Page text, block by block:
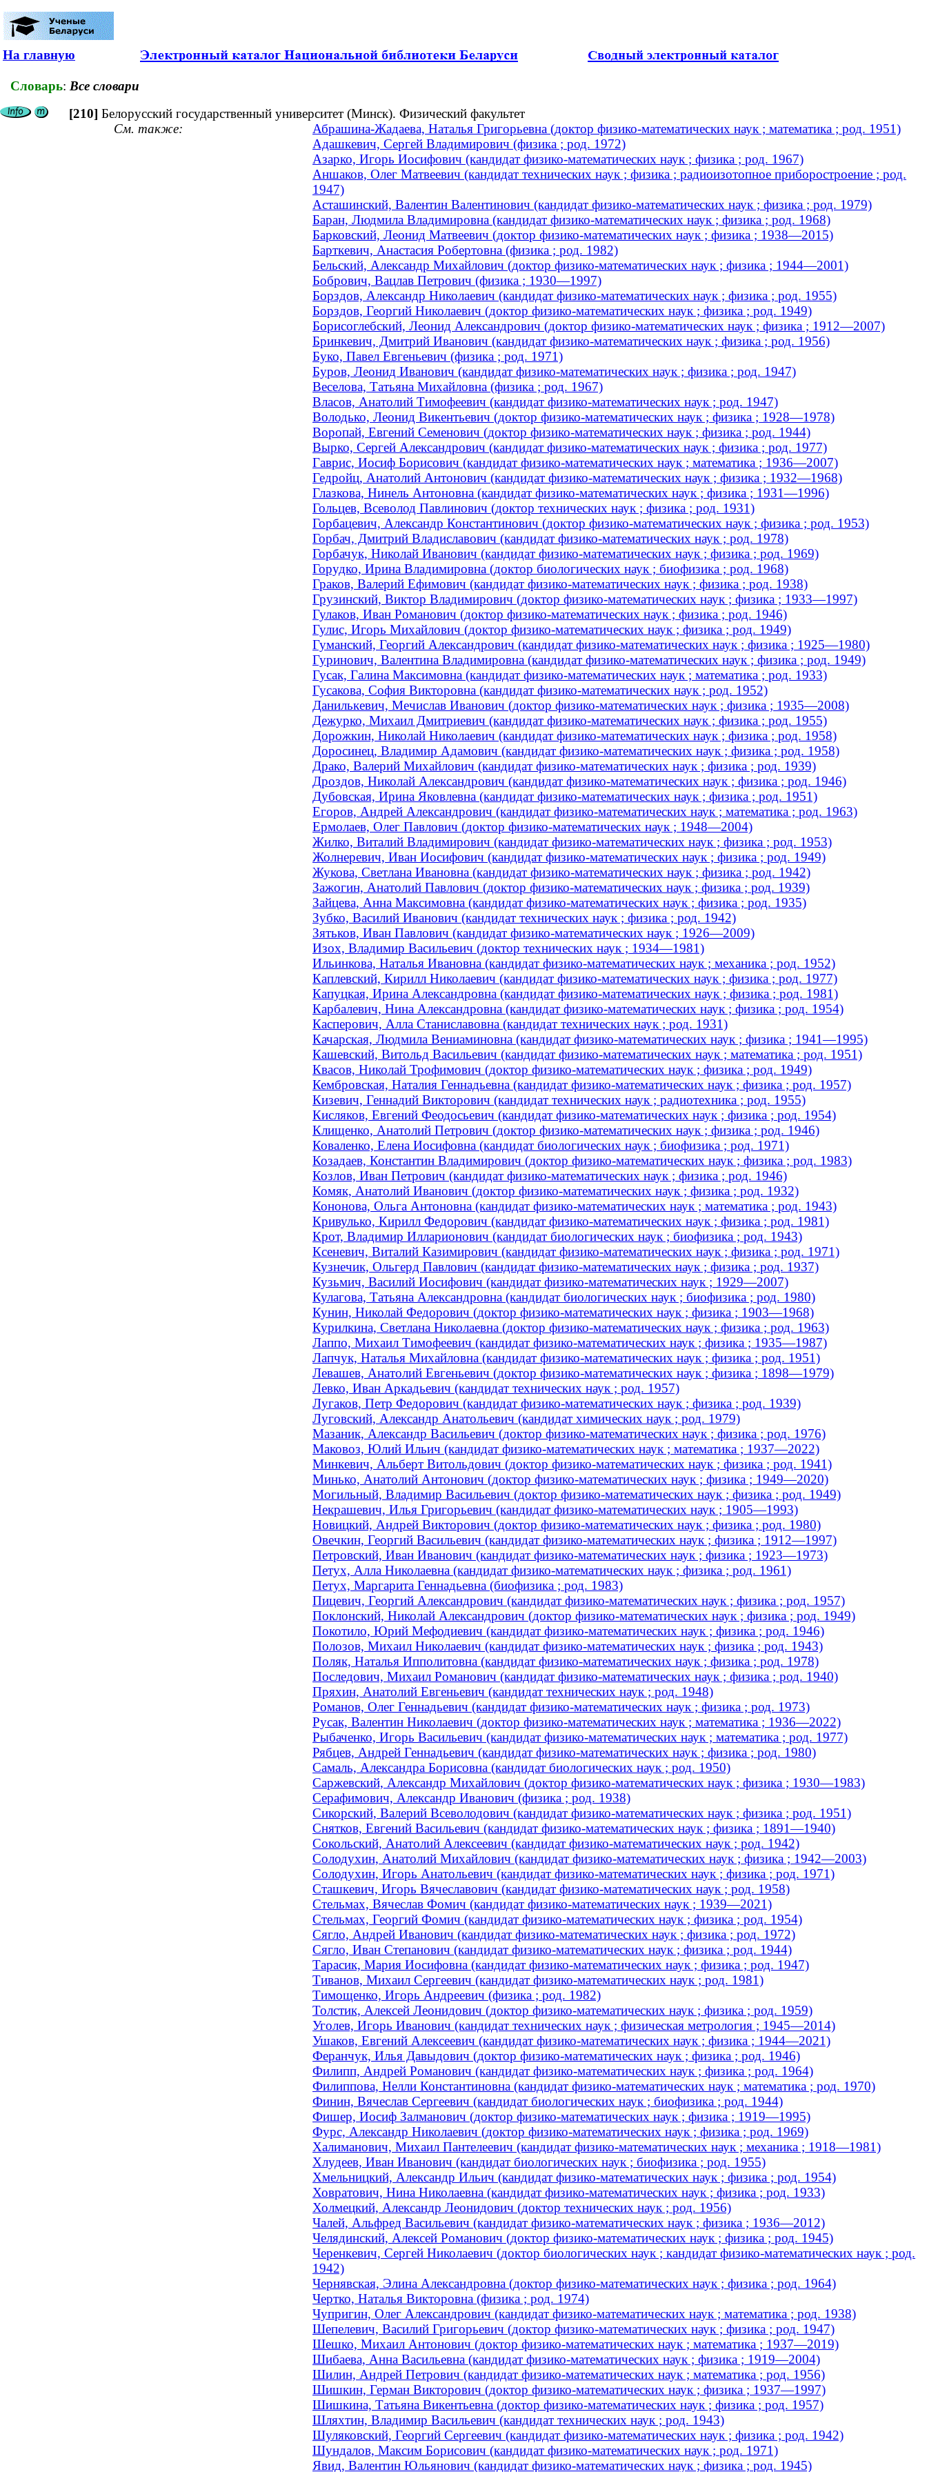
На главную
Словарь: Все словари
[210] Белорусский государственный университет (Минск). Физический факультет
См. также:
Абрашина-Жадаева, Наталья Григорьевна (доктор физико-математических наук ; математика ; род. 1951)
Адашкевич, Сергей Владимирович (физика ; род. 1972)
Азарко, Игорь Иосифович (кандидат физико-математических наук ; физика ; род. 1967)
Аншаков, Олег Матвеевич (кандидат технических наук ; физика ; радиоизотопное приборостроение ; род.
1947)
Асташинский, Валентин Валентинович (кандидат физико-математических наук ; физика ; род. 1979)
Баран, Людмила Владимировна (кандидат физико-математических наук ; физика ; род. 1968)
Барковский, Леонид Матвеевич (доктор физико-математических наук ; физика ; 1938—2015)
Барткевич, Анастасия Робертовна (физика ; род. 1982)
Бельский, Александр Михайлович (доктор физико-математических наук ; физика ; 1944—2001)
Бобрович, Вацлав Петрович (физика ; 1930—1997)
Борздов, Александр Николаевич (кандидат физико-математических наук ; физика ; род. 1955)
Борздов, Георгий Николаевич (доктор физико-математических наук ; физика ; род. 1949)
Борисоглебский, Леонид Александрович (доктор физико-математических наук ; физика ; 1912—2007)
Бринкевич, Дмитрий Иванович (кандидат физико-математических наук ; физика ; род. 1956)
Буко, Павел Евгеньевич (физика ; род. 1971)
Буров, Леонид Иванович (кандидат физико-математических наук ; физика ; род. 1947)
Веселова, Татьяна Михайловна (физика ; род. 1967)
Власов, Анатолий Тимофеевич (кандидат физико-математических наук ; род. 1947)
Володько, Леонид Викентьевич (доктор физико-математических наук ; физика ; 1928—1978)
Воропай, Евгений Семенович (доктор физико-математических наук ; физика ; род. 1944)
Вырко, Сергей Александрович (кандидат физико-математических наук ; физика ; род. 1977)
Гаврис, Иосиф Борисович (кандидат физико-математических наук ; математика ; 1936—2007)
Гедройц, Анатолий Антонович (кандидат физико-математических наук ; физика ; 1932—1968)
Глазкова, Нинель Антоновна (кандидат физико-математических наук ; физика ; 1931—1996)
Гольцев, Всеволод Павлинович (доктор технических наук ; физика ; род. 1931)
Горбацевич, Александр Константинович (доктор физико-математических наук ; физика ; род. 1953)
Горбач, Дмитрий Владиславович (кандидат физико-математических наук ; род. 1978)
Горбачук, Николай Иванович (кандидат физико-математических наук ; физика ; род. 1969)
Горудко, Ирина Владимировна (доктор биологических наук ; биофизика ; род. 1968)
Граков, Валерий Ефимович (кандидат физико-математических наук ; физика ; род. 1938)
Грузинский, Виктор Владимирович (доктор физико-математических наук ; физика ; 1933—1997)
Гулаков, Иван Романович (доктор физико-математических наук ; физика ; род. 1946)
Гулис, Игорь Михайлович (доктор физико-математических наук ; физика ; род. 1949)
Гуманский, Георгий Александрович (кандидат физико-математических наук ; физика ; 1925—1980)
Гуринович, Валентина Владимировна (кандидат физико-математических наук ; физика ; род. 1949)
Гусак, Галина Максимовна (кандидат физико-математических наук ; математика ; род. 1933)
Гусакова, София Викторовна (кандидат физико-математических наук ; род. 1952)
Данилькевич, Мечислав Иванович (доктор физико-математических наук ; физика ; 1935—2008)
Дежурко, Михаил Дмитриевич (кандидат физико-математических наук ; физика ; род. 1955)
Дорожкин, Николай Николаевич (кандидат физико-математических наук ; физика ; род. 1958)
Доросинец, Владимир Адамович (кандидат физико-математических наук ; физика ; род. 1958)
Драко, Валерий Михайлович (кандидат физико-математических наук ; физика ; род. 1939)
Дроздов, Николай Александрович (кандидат физико-математических наук ; физика ; род. 1946)
Дубовская, Ирина Яковлевна (кандидат физико-математических наук ; физика ; род. 1951)
Егоров, Андрей Александрович (кандидат физико-математических наук ; математика ; род. 1963)
Ермолаев, Олег Павлович (доктор физико-математических наук ; 1948—2004)
Жилко, Виталий Владимирович (кандидат физико-математических наук ; физика ; род. 1953)
Жолнеревич, Иван Иосифович (кандидат физико-математических наук ; физика ; род. 1949)
Жукова, Светлана Ивановна (кандидат физико-математических наук ; физика ; род. 1942)
Зажогин, Анатолий Павлович (доктор физико-математических наук ; физика ; род. 1939)
Зайцева, Анна Максимовна (кандидат физико-математических наук ; физика ; род. 1935)
Зубко, Василий Иванович (кандидат технических наук ; физика ; род. 1942)
Зятьков, Иван Павлович (кандидат физико-математических наук ; 1926—2009)
Изох, Владимир Васильевич (доктор технических наук ; 1934—1981)
Ильинкова, Наталья Ивановна (кандидат физико-математических наук ; механика ; род. 1952)
Каплевский, Кирилл Николаевич (кандидат физико-математических наук ; физика ; род. 1977)
Капуцкая, Ирина Александровна (кандидат физико-математических наук ; физика ; род. 1981)
Карбалевич, Нина Александровна (кандидат физико-математических наук ; физика ; род. 1954)
Касперович, Алла Станиславовна (кандидат технических наук ; род. 1931)
Качарская, Людмила Вениаминовна (кандидат физико-математических наук ; физика ; 1941—1995)
Кашевский, Витольд Васильевич (кандидат физико-математических наук ; математика ; род. 1951)
Квасов, Николай Трофимович (доктор физико-математических наук ; физика ; род. 1949)
Кембровская, Наталия Геннадьевна (кандидат физико-математических наук ; физика ; род. 1957)
Кизевич, Геннадий Викторович (кандидат технических наук ; радиотехника ; род. 1955)
Кисляков, Евгений Феодосьевич (кандидат физико-математических наук ; физика ; род. 1954)
Клищенко, Анатолий Петрович (доктор физико-математических наук ; физика ; род. 1946)
Коваленко, Елена Иосифовна (кандидат биологических наук ; биофизика ; род. 1971)
Козадаев, Константин Владимирович (доктор физико-математических наук ; физика ; род. 1983)
Козлов, Иван Петрович (кандидат физико-математических наук ; физика ; род. 1946)
Комяк, Анатолий Иванович (доктор физико-математических наук ; физика ; род. 1932)
Кононова, Ольга Антоновна (кандидат физико-математических наук ; математика ; род. 1943)
Кривулько, Кирилл Федорович (кандидат физико-математических наук ; физика ; род. 1981)
Крот, Владимир Илларионович (кандидат биологических наук ; биофизика ; род. 1943)
Ксеневич, Виталий Казимирович (кандидат физико-математических наук ; физика ; род. 1971)
Кузнечик, Ольгерд Павлович (кандидат физико-математических наук ; физика ; род. 1937)
Кузьмич, Василий Иосифович (кандидат физико-математических наук ; 1929—2007)
Кулагова, Татьяна Александровна (кандидат биологических наук ; биофизика ; род. 1980)
Кунин, Николай Федорович (доктор физико-математических наук ; физика ; 1903—1968)
Курилкина, Светлана Николаевна (доктор физико-математических наук ; физика ; род. 1963)
Лаппо, Михаил Тимофеевич (кандидат физико-математических наук ; физика ; 1935—1987)
Лапчук, Наталья Михайловна (кандидат физико-математических наук ; физика ; род. 1951)
Левашев, Анатолий Евгеньевич (доктор физико-математических наук ; физика ; 1898—1979)
Левко, Иван Аркадьевич (кандидат технических наук ; род. 1957)
Лугаков, Петр Федорович (кандидат физико-математических наук ; физика ; род. 1939)
Луговский, Александр Анатольевич (кандидат химических наук ; род. 1979)
Мазаник, Александр Васильевич (доктор физико-математических наук ; физика ; род. 1976)
Маковоз, Юлий Ильич (кандидат физико-математических наук ; математика ; 1937—2022)
Минкевич, Альберт Витольдович (доктор физико-математических наук ; физика ; род. 1941)
Минько, Анатолий Антонович (доктор физико-математических наук ; физика ; 1949—2020)
Могильный, Владимир Васильевич (доктор физико-математических наук ; физика ; род. 1949)
Некрашевич, Илья Григорьевич (кандидат физико-математических наук ; 1905—1993)
Новицкий, Андрей Викторович (доктор физико-математических наук ; физика ; род. 1980)
Овечкин, Георгий Васильевич (кандидат физико-математических наук ; физика ; 1912—1997)
Петровский, Иван Иванович (кандидат физико-математических наук ; физика ; 1923—1973)
Петух, Алла Николаевна (кандидат физико-математических наук ; физика ; род. 1961)
Петух, Маргарита Геннадьевна (биофизика ; род. 1983)
Пицевич, Георгий Александрович (кандидат физико-математических наук ; физика ; род. 1957)
Поклонский, Николай Александрович (доктор физико-математических наук ; физика ; род. 1949)
Покотило, Юрий Мефодиевич (кандидат физико-математических наук ; физика ; род. 1946)
Полозов, Михаил Николаевич (кандидат физико-математических наук ; физика ; род. 1943)
Поляк, Наталья Ипполитовна (кандидат физико-математических наук ; физика ; род. 1978)
Последович, Михаил Романович (кандидат физико-математических наук ; физика ; род. 1940)
Пряхин, Анатолий Евгеньевич (кандидат технических наук ; род. 1948)
Романов, Олег Геннадьевич (кандидат физико-математических наук ; физика ; род. 1973)
Русак, Валентин Николаевич (доктор физико-математических наук ; математика ; 1936—2022)
Рыбаченко, Игорь Васильевич (кандидат физико-математических наук ; математика ; род. 1977)
Рябцев, Андрей Геннадьевич (кандидат физико-математических наук ; физика ; род. 1980)
Самаль, Александра Борисовна (кандидат биологических наук ; род. 1950)
Саржевский, Александр Михайлович (доктор физико-математических наук ; физика ; 1930—1983)
Серафимович, Александр Иванович (физика ; род. 1938)
Сикорский, Валерий Всеволодович (кандидат физико-математических наук ; физика ; род. 1951)
Снятков, Евгений Васильевич (кандидат физико-математических наук ; физика ; 1891—1940)
Сокольский, Анатолий Алексеевич (кандидат физико-математических наук ; род. 1942)
Солодухин, Анатолий Михайлович (кандидат физико-математических наук ; физика ; 1942—2003)
Солодухин, Игорь Анатольевич (кандидат физико-математических наук ; физика ; род. 1971)
Сташкевич, Игорь Вячеславович (кандидат физико-математических наук ; род. 1958)
Стельмах, Вячеслав Фомич (кандидат физико-математических наук ; 1939—2021)
Стельмах, Георгий Фомич (кандидат физико-математических наук ; физика ; род. 1954)
Сягло, Андрей Иванович (кандидат физико-математических наук ; физика ; род. 1972)
Сягло, Иван Степанович (кандидат физико-математических наук ; физика ; род. 1944)
Тарасик, Мария Иосифовна (кандидат физико-математических наук ; физика ; род. 1947)
Тиванов, Михаил Сергеевич (кандидат физико-математических наук ; род. 1981)
Тимощенко, Игорь Андреевич (физика ; род. 1982)
Толстик, Алексей Леонидович (доктор физико-математических наук ; физика ; род. 1959)
Уголев, Игорь Иванович (кандидат технических наук ; физическая метрология ; 1945—2014)
Ушаков, Евгений Алексеевич (кандидат физико-математических наук ; физика ; 1944—2021)
Феранчук, Илья Давыдович (доктор физико-математических наук ; физика ; род. 1946)
Филипп, Андрей Романович (кандидат физико-математических наук ; физика ; род. 1964)
Филиппова, Нелли Константиновна (кандидат физико-математических наук ; математика ; род. 1970)
Финин, Вячеслав Сергеевич (кандидат биологических наук ; биофизика ; род. 1944)
Фишер, Иосиф Залманович (доктор физико-математических наук ; физика ; 1919—1995)
Фурс, Александр Николаевич (доктор физико-математических наук ; физика ; род. 1969)
Халиманович, Михаил Пантелеевич (кандидат физико-математических наук ; механика ; 1918—1981)
Хлудеев, Иван Иванович (кандидат биологических наук ; биофизика ; род. 1955)
Хмельницкий, Александр Ильич (кандидат физико-математических наук ; физика ; род. 1954)
Ховратович, Нина Николаевна (кандидат физико-математических наук ; физика ; род. 1933)
Холмецкий, Александр Леонидович (доктор технических наук ; род. 1956)
Чалей, Альфред Васильевич (кандидат физико-математических наук ; физика ; 1936—2012)
Челядинский, Алексей Романович (доктор физико-математических наук ; физика ; род. 1945)
Черенкевич, Сергей Николаевич (доктор биологических наук ; кандидат физико-математических наук ; род.
1942)
Чернявская, Элина Александровна (доктор физико-математических наук ; физика ; род. 1964)
Чертко, Наталья Викторовна (физика ; род. 1974)
Чупригин, Олег Александрович (кандидат физико-математических наук ; математика ; род. 1938)
Шепелевич, Василий Григорьевич (доктор физико-математических наук ; физика ; род. 1947)
Шешко, Михаил Антонович (доктор физико-математических наук ; математика ; 1937—2019)
Шибаева, Анна Васильевна (кандидат физико-математических наук ; физика ; 1919—2004)
Шилин, Андрей Петрович (кандидат физико-математических наук ; математика ; род. 1956)
Шишкин, Герман Викторович (доктор физико-математических наук ; физика ; 1937—1997)
Шишкина, Татьяна Викентьевна (доктор физико-математических наук ; физика ; род. 1957)
Шляхтин, Владимир Васильевич (кандидат технических наук ; род. 1943)
Шуляковский, Георгий Сергеевич (кандидат физико-математических наук ; физика ; род. 1942)
Шундалов, Максим Борисович (кандидат физико-математических наук ; род. 1971)
Явид, Валентин Юльянович (кандидат физико-математических наук ; физика ; род. 1945)